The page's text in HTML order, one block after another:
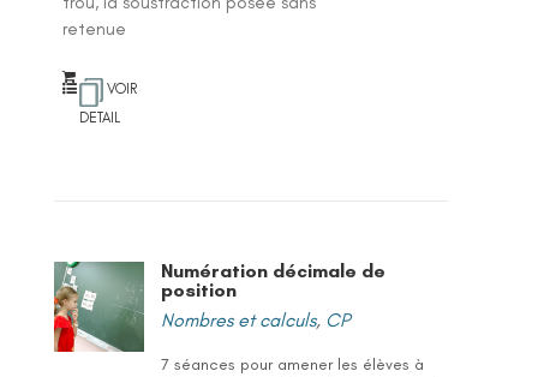
retenue
VOIR
DETAIL
Numération décimale de
position
Nombres et calculs, CP
7 séances pour amener les élèves à